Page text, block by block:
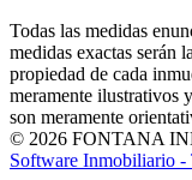
Todas las medidas
medidas exactas serán
propiedad de cada
meramente ilustrativos
son meramente
© 2026 FONTANA
Software Inmobiliario